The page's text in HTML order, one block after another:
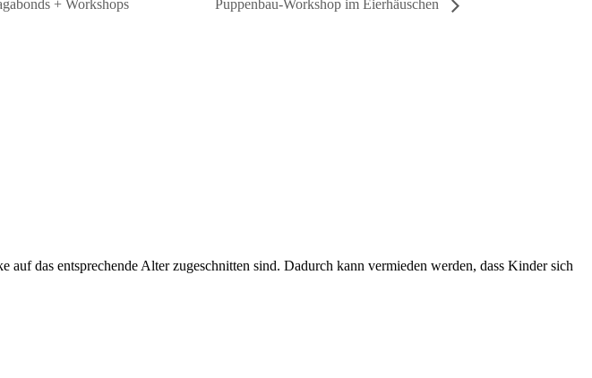
+ Workshops Puppenbau-Workshop im Eierhäuschen
das entsprechende Alter zugeschnitten sind. Dadurch kann vermieden werden, dass Kinder sich